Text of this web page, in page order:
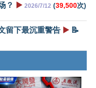
？ ▶️ 2026/7/12 (39,500次)
留下最沉重警告 ▶️ 📝